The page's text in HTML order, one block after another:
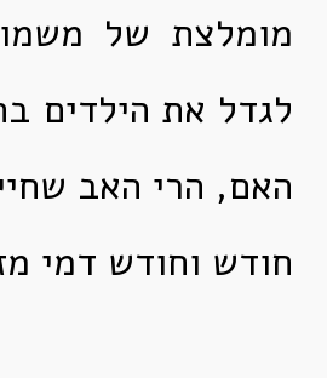
מומלצת של
לגדל את הילדים
האם, הרי האב
חודש וחודש דמי